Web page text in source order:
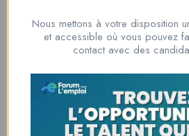
00228 91917788
la solution idéale pour tous ceux qui
monde du travail. Que vous soyez à la
opportunité professionnelle ou que vous
Nous mettons à votre disposition
et accessible où vous pouvez
contact avec des